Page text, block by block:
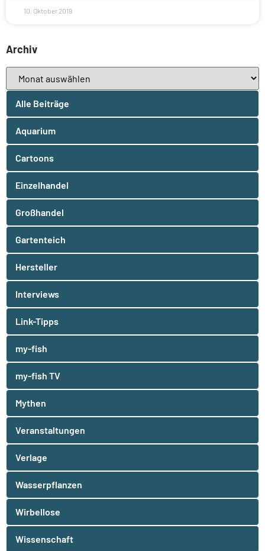
10. Oktober 2019
Archiv
Alle Beiträge
Aquarium
Cartoons
Einzelhandel
Großhandel
Gartenteich
Hersteller
Interviews
Link-Tipps
my-fish
my-fish TV
Mythen
Veranstaltungen
Verlage
Wasserpflanzen
Wirbellose
Wissenschaft